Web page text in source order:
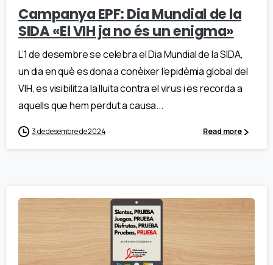
Campanya EPF: Dia Mundial de la
SIDA «El VIH ja no és un enigma»
L’1 de desembre se celebra el Dia Mundial de la SIDA,
un dia en què es dona a conèixer l’epidèmia global del
VIH, es visibilitza la lluita contra el virus i es recorda a
aquells que hem perdut a causa...
3 de desembre de 2024 Read more